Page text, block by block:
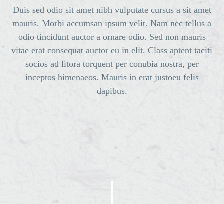
Duis sed odio sit amet nibh vulputate cursus a sit amet
mauris. Morbi accumsan ipsum velit. Nam nec tellus a
odio tincidunt auctor a ornare odio. Sed non mauris
vitae erat consequat auctor eu in elit. Class aptent taciti
socios ad litora torquent per conubia nostra, per
inceptos himenaeos. Mauris in erat justoeu felis
dapibus.